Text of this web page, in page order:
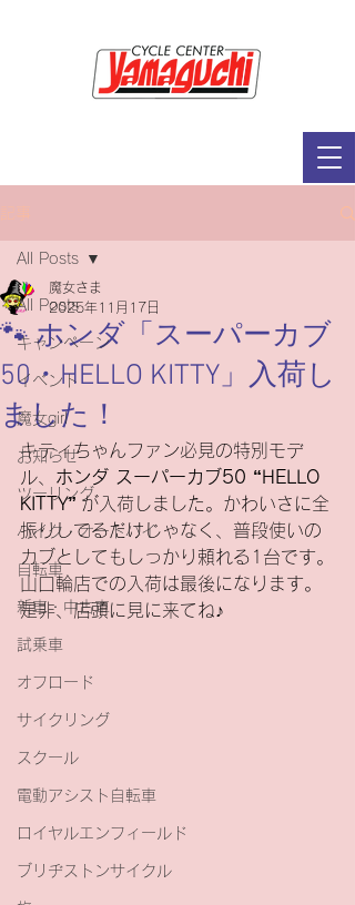
All Posts
キャンペーン
イベント
魔女girl
お知らせ
ツーリング
バイク・オートバイ
自転車
新車・中古車
試乗車
オフロード
サイクリング
スクール
電動アシスト自転車
ロイヤルエンフィールド
ブリヂストンサイクル
All Posts
🐾 ホンダ「スーパーカブ
50・HELLO KITTY」入荷し
ました！
魔女さま
2025年11月17日
キティちゃんファン必見の特別モデ
ル、 ホンダ スーパーカブ50 “HELLO
KITTY” が入荷しました。かわいさに全
振りしてるだけじゃなく、普段使いの
カブとしてもしっかり頼れる1台です。
山口輪店での入荷は最後になります。
是非、店頭に見に来てね♪